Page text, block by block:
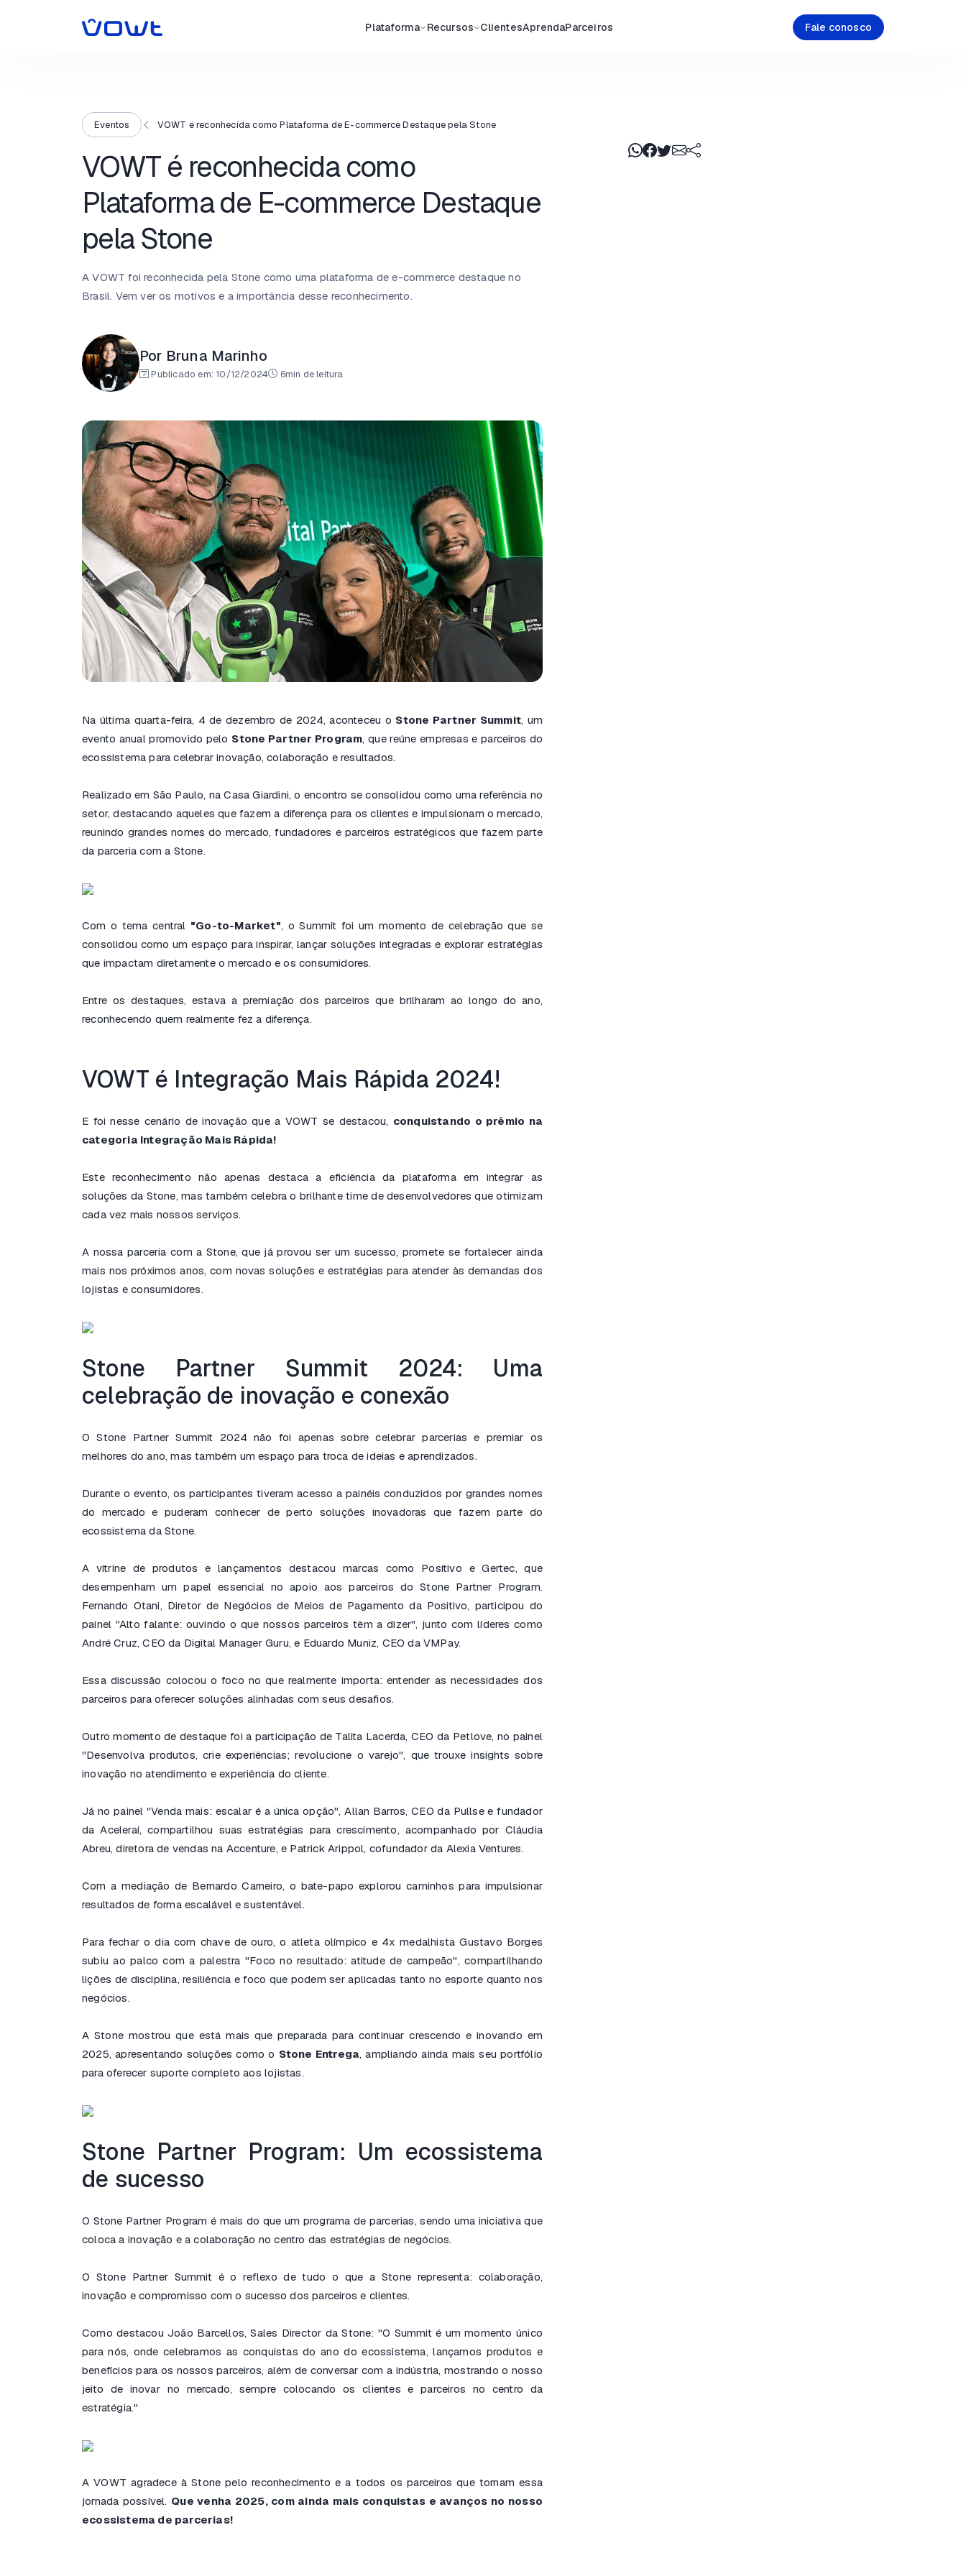
Plataforma Recursos ClientesAprendaParceiros Fale conosco
Eventos VOWT é reconhecida como Plataforma de E-commerce Destaque pela Stone
VOWT é reconhecida como
Plataforma de E-commerce Destaque
pela Stone
A VOWT foi reconhecida pela Stone como uma plataforma de e-commerce destaque no
Brasil. Vem ver os motivos e a importância desse reconhecimento.
Por Bruna Marinho
Publicado em: 10/12/2024 6min de leitura
Na última quarta-feira, 4 de dezembro de 2024, aconteceu o Stone Partner Summit, um
evento anual promovido pelo Stone Partner Program, que reúne empresas e parceiros do
ecossistema para celebrar inovação, colaboração e resultados.
Realizado em São Paulo, na Casa Giardini, o encontro se consolidou como uma referência no
setor, destacando aqueles que fazem a diferença para os clientes e impulsionam o mercado,
reunindo grandes nomes do mercado, fundadores e parceiros estratégicos que fazem parte
da parceria com a Stone.
Com o tema central "Go-to-Market", o Summit foi um momento de celebração que se
consolidou como um espaço para inspirar, lançar soluções integradas e explorar estratégias
que impactam diretamente o mercado e os consumidores.
Entre os destaques, estava a premiação dos parceiros que brilharam ao longo do ano,
reconhecendo quem realmente fez a diferença.
VOWT é Integração Mais Rápida 2024!
E foi nesse cenário de inovação que a VOWT se destacou, conquistando o prêmio na
categoria Integração Mais Rápida!
Este reconhecimento não apenas destaca a eficiência da plataforma em integrar as
soluções da Stone, mas também celebra o brilhante time de desenvolvedores que otimizam
cada vez mais nossos serviços.
A nossa parceria com a Stone, que já provou ser um sucesso, promete se fortalecer ainda
mais nos próximos anos, com novas soluções e estratégias para atender às demandas dos
lojistas e consumidores.
Stone Partner Summit 2024: Uma
celebração de inovação e conexão
O Stone Partner Summit 2024 não foi apenas sobre celebrar parcerias e premiar os
melhores do ano, mas também um espaço para troca de ideias e aprendizados.
Durante o evento, os participantes tiveram acesso a painéis conduzidos por grandes nomes
do mercado e puderam conhecer de perto soluções inovadoras que fazem parte do
ecossistema da Stone.
A vitrine de produtos e lançamentos destacou marcas como Positivo e Gertec, que
desempenham um papel essencial no apoio aos parceiros do Stone Partner Program.
Fernando Otani, Diretor de Negócios de Meios de Pagamento da Positivo, participou do
painel "Alto falante: ouvindo o que nossos parceiros têm a dizer", junto com líderes como
André Cruz, CEO da Digital Manager Guru, e Eduardo Muniz, CEO da VMPay.
Essa discussão colocou o foco no que realmente importa: entender as necessidades dos
parceiros para oferecer soluções alinhadas com seus desafios.
Outro momento de destaque foi a participação de Talita Lacerda, CEO da Petlove, no painel
"Desenvolva produtos, crie experiências; revolucione o varejo", que trouxe insights sobre
inovação no atendimento e experiência do cliente.
Já no painel "Venda mais: escalar é a única opção", Allan Barros, CEO da Pullse e fundador
da Aceleraí, compartilhou suas estratégias para crescimento, acompanhado por Cláudia
Abreu, diretora de vendas na Accenture, e Patrick Arippol, cofundador da Alexia Ventures.
Com a mediação de Bernardo Carneiro, o bate-papo explorou caminhos para impulsionar
resultados de forma escalável e sustentável.
Para fechar o dia com chave de ouro, o atleta olímpico e 4x medalhista Gustavo Borges
subiu ao palco com a palestra "Foco no resultado: atitude de campeão", compartilhando
lições de disciplina, resiliência e foco que podem ser aplicadas tanto no esporte quanto nos
negócios.
A Stone mostrou que está mais que preparada para continuar crescendo e inovando em
2025, apresentando soluções como o Stone Entrega, ampliando ainda mais seu portfólio
para oferecer suporte completo aos lojistas.
Stone Partner Program: Um ecossistema
de sucesso
O Stone Partner Program é mais do que um programa de parcerias, sendo uma iniciativa que
coloca a inovação e a colaboração no centro das estratégias de negócios.
O Stone Partner Summit é o reflexo de tudo o que a Stone representa: colaboração,
inovação e compromisso com o sucesso dos parceiros e clientes.
Como destacou João Barcellos, Sales Director da Stone: "O Summit é um momento único
para nós, onde celebramos as conquistas do ano do ecossistema, lançamos produtos e
benefícios para os nossos parceiros, além de conversar com a indústria, mostrando o nosso
jeito de inovar no mercado, sempre colocando os clientes e parceiros no centro da
estratégia."
A VOWT agradece à Stone pelo reconhecimento e a todos os parceiros que tornam essa
jornada possível. Que venha 2025, com ainda mais conquistas e avanços no nosso
ecossistema de parcerias!